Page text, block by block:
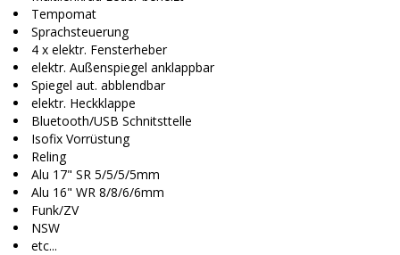
Tempomat
Sprachsteuerung
4 x elektr. Fensterheber
elektr. Außenspiegel anklappbar
Spiegel aut. abblendbar
elektr. Heckklappe
Bluetooth/USB Schnitsttelle
Isofix Vorrüstung
Reling
Alu 17" SR 5/5/5/5mm
Alu 16" WR 8/8/6/6mm
Funk/ZV
NSW
etc...